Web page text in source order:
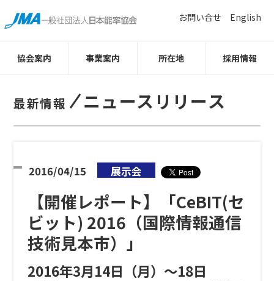
協会案内 事業案内 所在地 採用情報
お問い合せ English
最新情報 ニュースリリース
【開催レポート】「CeBIT(セ
ビット) 2016（国際情報通信
技術見本市）」
2016年3月14日（月）〜18日
2016/04/15 展示会